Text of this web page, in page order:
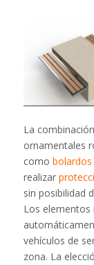
La
ornamentales
como bolardos
realizar
sin posibilidad
Los elementos
vehículos de
zona. La